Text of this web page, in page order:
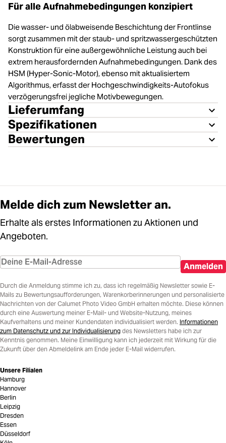
Für alle Aufnahmebedingungen konzipiert
Die wasser- und ölabweisende Beschichtung der Frontlinse
sorgt zusammen mit der staub- und spritzwassergeschützten
Konstruktion für eine außergewöhnliche Leistung auch bei
extrem herausfordernden Aufnahmebedingungen. Dank des
HSM (Hyper-Sonic-Motor), ebenso mit aktualisiertem
Algorithmus, erfasst der Hochgeschwindigkeits-Autofokus
verzögerungsfrei jegliche Motivbewegungen.
Lieferumfang
Spezifikationen
Bewertungen
Melde dich zum Newsletter an.
Erhalte als erstes Informationen zu Aktionen und
Angeboten.
Anmelden
Durch die Anmeldung stimme ich zu, dass ich regelmäßig Newsletter sowie E-
Mails zu Bewertungsaufforderungen, Warenkorberinnerungen und personalisierte
Nachrichten von der Calumet Photo Video GmbH erhalten möchte. Diese können
durch eine Auswertung meiner E-Mail- und Website-Nutzung, meines
Kaufverhaltens und meiner Kundendaten individualisiert werden. Informationen
zum Datenschutz und zur Individualisierung des Newsletters habe ich zur
Kenntnis genommen. Meine Einwilligung kann ich jederzeit mit Wirkung für die
Zukunft über den Abmeldelink am Ende jeder E-Mail widerrufen.
Unsere Filialen
Hamburg
Hannover
Berlin
Leipzig
Dresden
Essen
Düsseldorf